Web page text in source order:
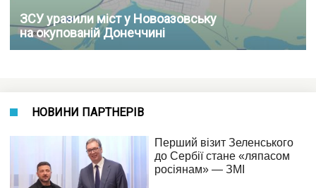
ЗСУ уразили міст у Новоазовську
на окупованій Донеччині
НОВИНИ ПАРТНЕРІВ